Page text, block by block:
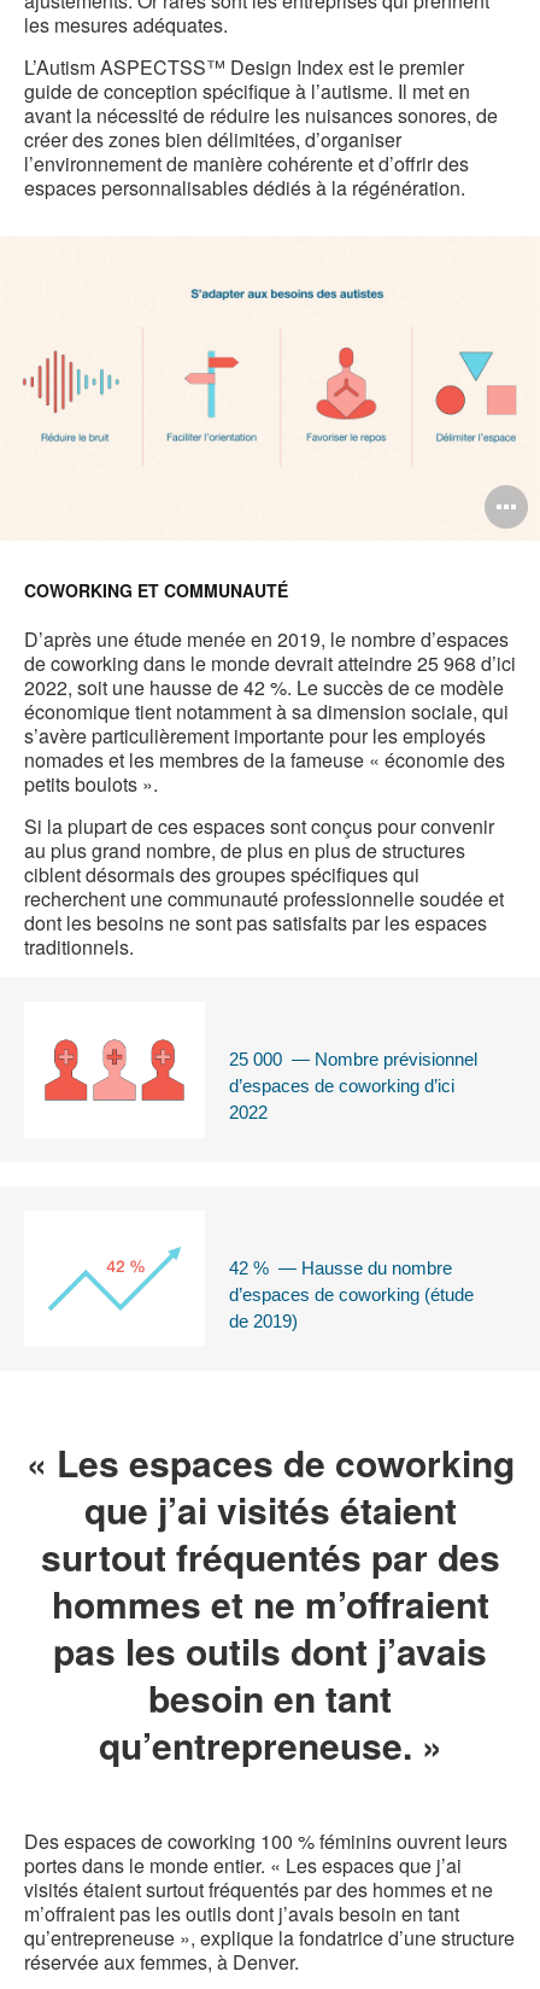
les mesures adéquates.
L’Autism ASPECTSS™ Design Index est le premier
guide de conception spécifique à l’autisme. Il met en
avant la nécessité de réduire les nuisances sonores, de
créer des zones bien délimitées, d’organiser
l’environnement de manière cohérente et d’offrir des
espaces personnalisables dédiés à la régénération.
COWORKING ET COMMUNAUTÉ
D’après une étude menée en 2019, le nombre d’espaces
de coworking dans le monde devrait atteindre 25 968 d’ici
2022, soit une hausse de 42 %. Le succès de ce modèle
économique tient notamment à sa dimension sociale, qui
s’avère particulièrement importante pour les employés
nomades et les membres de la fameuse « économie des
petits boulots ».
Si la plupart de ces espaces sont conçus pour convenir
au plus grand nombre, de plus en plus de structures
ciblent désormais des groupes spécifiques qui
recherchent une communauté professionnelle soudée et
dont les besoins ne sont pas satisfaits par les espaces
traditionnels.
25 000 — Nombre prévisionnel
d’espaces de coworking d’ici
2022
42 % — Hausse du nombre
d’espaces de coworking (étude
de 2019)
« Les espaces de coworking
que j’ai visités étaient
surtout fréquentés par des
hommes et ne m’offraient
pas les outils dont j’avais
besoin en tant
qu’entrepreneuse. »
Des espaces de coworking 100 % féminins ouvrent leurs
portes dans le monde entier. « Les espaces que j’ai
visités étaient surtout fréquentés par des hommes et ne
m’offraient pas les outils dont j’avais besoin en tant
qu’entrepreneuse », explique la fondatrice d’une structure
réservée aux femmes, à Denver.